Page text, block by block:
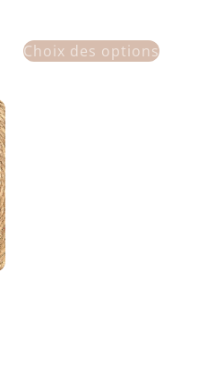
Choix des options